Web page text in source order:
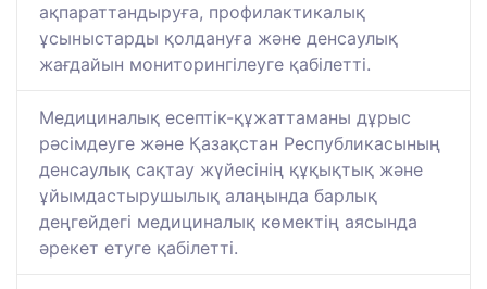
ақпараттандыруға, профилактикалық
ұсыныстарды қолдануға және денсаулық
жағдайын мониторингілеуге қабілетті.
Медициналық есептік-құжаттаманы дұрыс
рәсімдеуге және Қазақстан Республикасының
денсаулық сақтау жүйесінің құқықтық және
ұйымдастырушылық алаңында барлық
деңгейдегі медициналық көмектің аясында
әрекет етуге қабілетті.